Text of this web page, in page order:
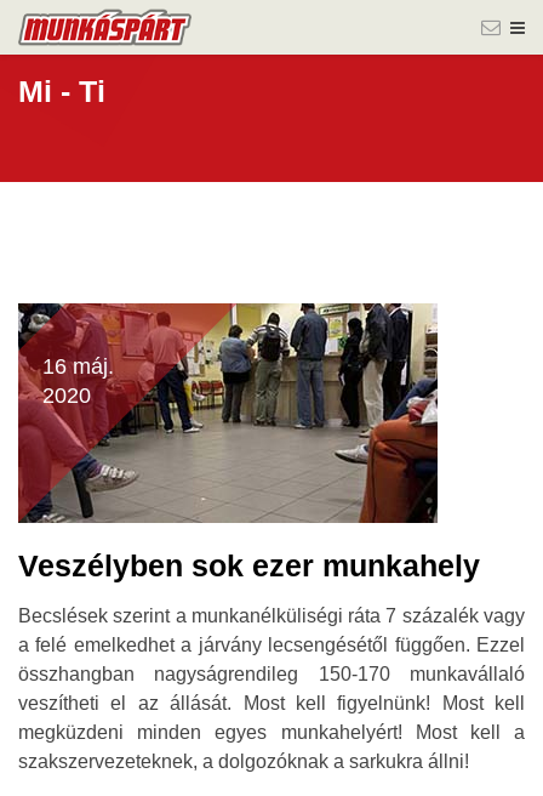
Mi - Ti
16 máj.
2020
Veszélyben sok ezer munkahely
Becslések szerint a munkanélküliségi ráta 7 százalék vagy
a felé emelkedhet a járvány lecsengésétől függően. Ezzel
összhangban nagyságrendileg 150-170 munkavállaló
veszítheti el az állását. Most kell figyelnünk! Most kell
megküzdeni minden egyes munkahelyért! Most kell a
szakszervezeteknek, a dolgozóknak a sarkukra állni!